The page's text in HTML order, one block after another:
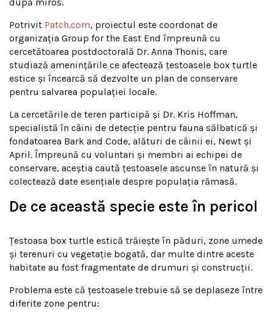
Potrivit Patch.com, proiectul este coordonat de
organizația Group for the East End împreună cu
cercetătoarea postdoctorală Dr. Anna Thonis, care
studiază amenințările ce afectează țestoasele box turtle
estice și încearcă să dezvolte un plan de conservare
pentru salvarea populației locale.
La cercetările de teren participă și Dr. Kris Hoffman,
specialistă în câini de detecție pentru fauna sălbatică și
fondatoarea Bark and Code, alături de câinii ei, Newt și
April. Împreună cu voluntari și membri ai echipei de
conservare, aceștia caută țestoasele ascunse în natură și
colectează date esențiale despre populația rămasă.
De ce această specie este în pericol
Țestoasa box turtle estică trăiește în păduri, zone umede
și terenuri cu vegetație bogată, dar multe dintre aceste
habitate au fost fragmentate de drumuri și construcții.
Problema este că țestoasele trebuie să se deplaseze între
diferite zone pentru: